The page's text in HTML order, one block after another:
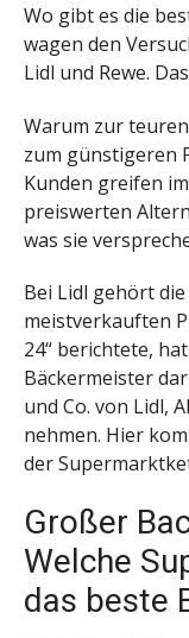
Wo gibt es die
wagen den
Lidl und Rewe.
Warum zur
zum günstigeren
Kunden greifen
preiswerten
was sie
Bei Lidl gehört
meistverkauften
24“ berichtete,
Bäckermeister
und Co. von Lidl,
nehmen. Hier
der
Großer
Welche
das beste